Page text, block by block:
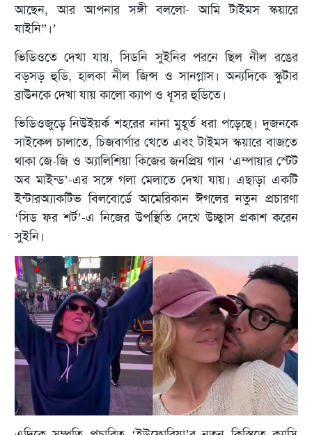
আছেন, আর আপনার সঙ্গী বললো- আমি টাইমস স্কয়ারে
যাইনি”।’
ভিডিওতে দেখা যায়, সিডনি সুইনির পরনে ছিল নীল রঙের
বড়সড় হুডি, হালকা নীল জিন্স ও সানগ্লাস। অন্যদিকে স্কুটার
ব্রাউনকে দেখা যায় কালো ক্যাপ ও ধূসর হুডিতে।
ভিডিওজুড়ে নিউইয়র্ক শহরের নানা মুহূর্ত ধরা পড়েছে। দুজনকে
সাইকেল চালাতে, চিজবার্গার খেতে এবং টাইমস স্কয়ারে বাজতে
থাকা জে-জি ও অ্যালিশিয়া কিজের জনপ্রিয় গান ‘এম্পায়ার স্টেট
অব মাইন্ড’-এর সঙ্গে গলা মেলাতে দেখা যায়। এছাড়া একটি
ইন্টারঅ্যাকটিভ বিলবোর্ডে আমেরিকান ঈগলের নতুন প্রচারণা
‘সিড ফর শর্ট’-এ নিজের উপস্থিতি দেখে উচ্ছ্বাস প্রকাশ করেন
সুইনি।